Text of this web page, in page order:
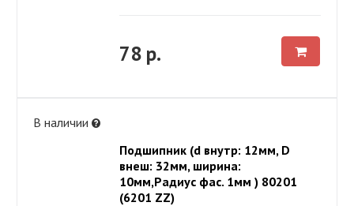
78 р.
В наличии
Подшипник (d внутр: 12мм, D
внеш: 32мм, ширина:
10мм,Радиус фас. 1мм ) 80201
(6201 ZZ)